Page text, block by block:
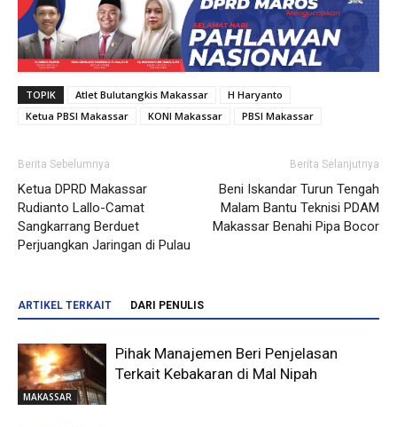
TOPIK Atlet Bulutangkis Makassar
H Haryanto
Ketua PBSI Makassar
KONI Makassar PBSI Makassar
Berita Sebelumnya
Ketua DPRD Makassar
Rudianto Lallo-Camat
Sangkarrang Berduet
Perjuangkan Jaringan di Pulau
Berita Selanjutnya
Beni Iskandar Turun Tengah
Malam Bantu Teknisi PDAM
Makassar Benahi Pipa Bocor
ARTIKEL TERKAIT DARI PENULIS
MAKASSAR
Pihak Manajemen Beri Penjelasan
Terkait Kebakaran di Mal Nipah